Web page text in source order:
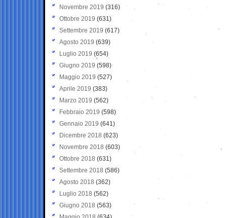
Novembre 2019 (316)
Ottobre 2019 (631)
Settembre 2019 (617)
Agosto 2019 (639)
Luglio 2019 (654)
Giugno 2019 (598)
Maggio 2019 (527)
Aprile 2019 (383)
Marzo 2019 (562)
Febbraio 2019 (598)
Gennaio 2019 (641)
Dicembre 2018 (623)
Novembre 2018 (603)
Ottobre 2018 (631)
Settembre 2018 (586)
Agosto 2018 (362)
Luglio 2018 (562)
Giugno 2018 (563)